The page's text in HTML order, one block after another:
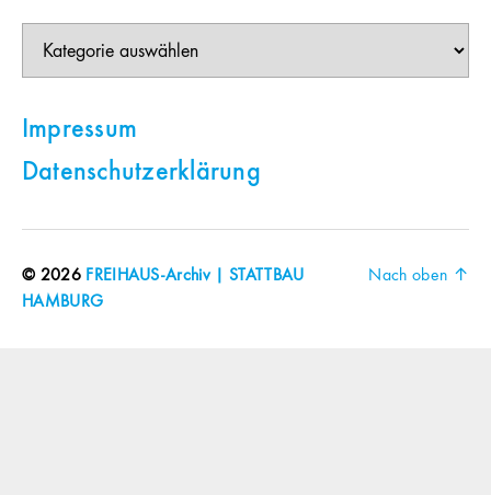
Impressum
Datenschutzerklärung
© 2026 FREIHAUS-Archiv | STATTBAU
HAMBURG
Nach oben ↑